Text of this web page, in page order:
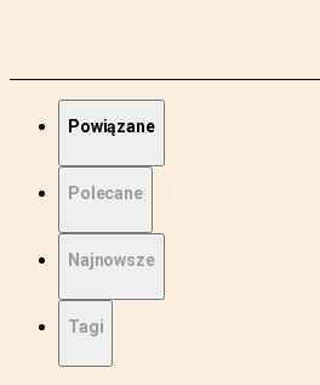
Powiązane
Polecane
Najnowsze
Tagi